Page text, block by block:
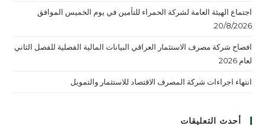
اجتماع الهيئة العامة لشركة الحمراء للتأمين في يوم الخميس الموافق
20/8/2026.
افصاح شركة مصرف الاستثمار العراقي البيانات المالية الفصلية للفصل الثاني
لعام 2026
انتهاء اجراءات شركة المصرف الاقتصاد للاستثمار والتمويل
أحدث التعليقات